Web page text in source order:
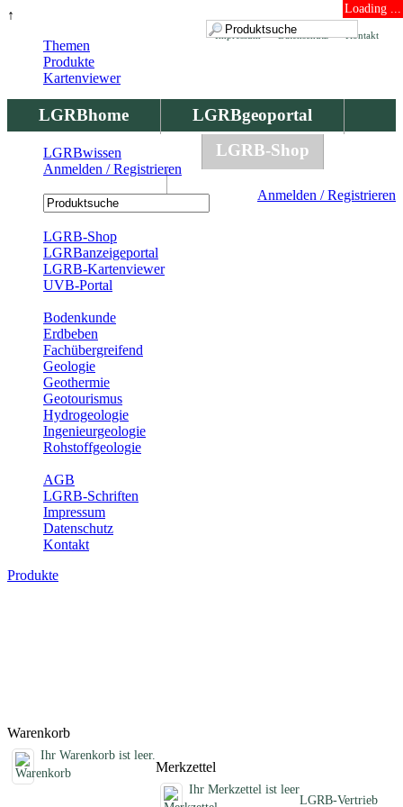
↑ Loading ...
Kontakt
Datenschutz
Impressum
LGRBhome
LGRBgeoportal
LGRBbohrungen
LGRB-Shop
Anmelden / Registrieren
Themen
Produkte
Kartenviewer
LGRBwissen
Anmelden / Registrieren
LGRB-Shop
LGRBanzeigeportal
LGRB-Kartenviewer
UVB-Portal
Bodenkunde
Erdbeben
Fachübergreifend
Geologie
Geothermie
Geotourismus
Hydrogeologie
Ingenieurgeologie
Rohstoffgeologie
AGB
LGRB-Schriften
Impressum
Datenschutz
Kontakt
Produkte
Warenkorb
Ihr Warenkorb ist leer.
Merkzettel
Ihr Merkzettel ist leer
LGRB-Vertrieb